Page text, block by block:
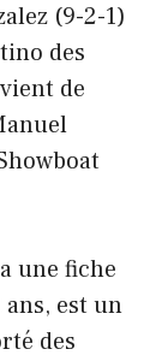
(9-2-1)
des
de
une fiche
ans, est un
des